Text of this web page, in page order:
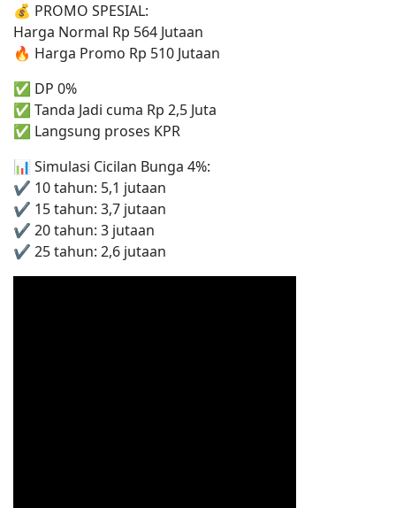
💰 PROMO SPESIAL:
Harga Normal Rp 564 Jutaan
🔥 Harga Promo Rp 510 Jutaan
✅ DP 0%
✅ Tanda Jadi cuma Rp 2,5 Juta
✅ Langsung proses KPR
📊 Simulasi Cicilan Bunga 4%:
✔ 10 tahun: 5,1 jutaan
✔ 15 tahun: 3,7 jutaan
✔ 20 tahun: 3 jutaan
✔ 25 tahun: 2,6 jutaan